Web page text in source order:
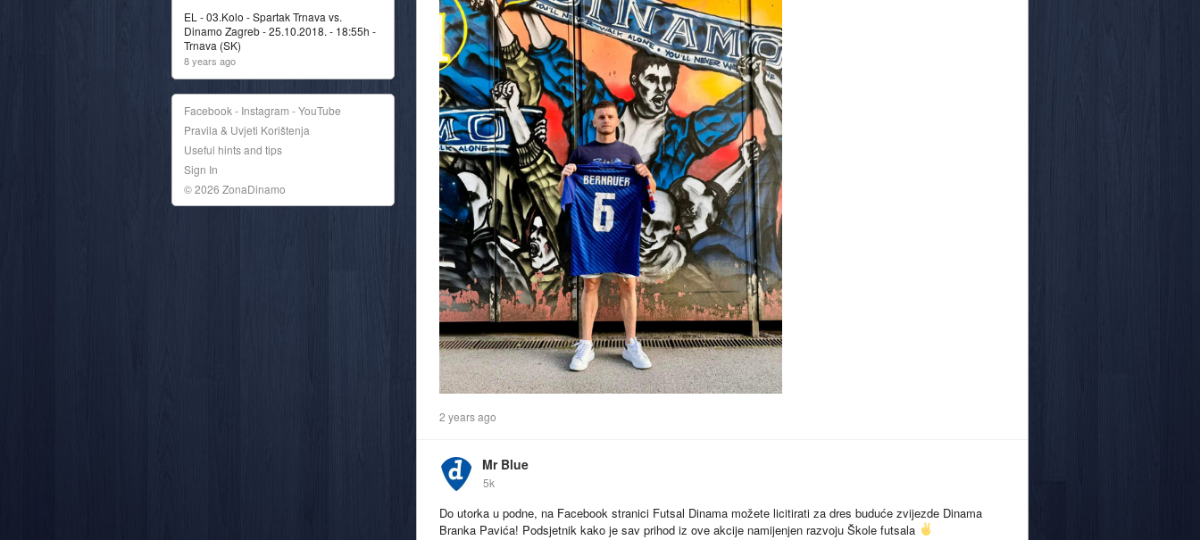
2 years ago
Mr Blue
5k
Do utorka u podne, na Facebook stranici Futsal Dinama možete licitirati za dres buduće zvijezde Dinama
Branka Pavića! Podsjetnik kako je sav prihod iz ove akcije namijenjen razvoju Škole futsala
EL - 03.Kolo - Spartak Trnava vs.
Dinamo Zagreb - 25.10.2018. - 18:55h -
Trnava (SK)
8 years ago
Facebook - Instagram - YouTube
Pravila & Uvjeti Korištenja
Useful hints and tips
Sign In
© 2026 ZonaDinamo